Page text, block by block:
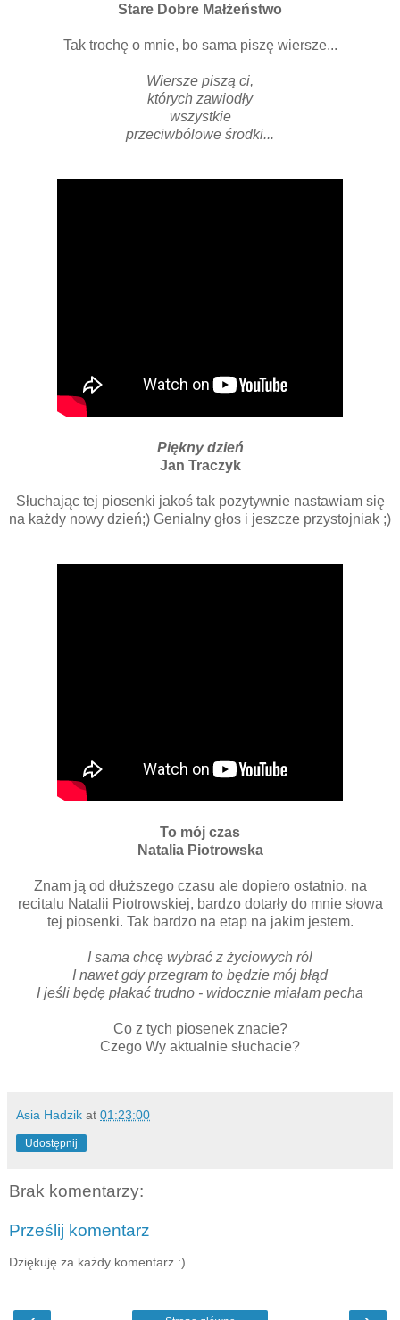
Stare Dobre Małżeństwo
Tak trochę o mnie, bo sama piszę wiersze...
Wiersze piszą ci,
których zawiodły
wszystkie
przeciwbólowe środki...
Piękny dzień
Jan Traczyk
Słuchając tej piosenki jakoś tak pozytywnie nastawiam się
na każdy nowy dzień;) Genialny głos i jeszcze przystojniak ;)
To mój czas
Natalia Piotrowska
Znam ją od dłuższego czasu ale dopiero ostatnio, na
recitalu Natalii Piotrowskiej, bardzo dotarły do mnie słowa
tej piosenki. Tak bardzo na etap na jakim jestem.
I sama chcę wybrać z życiowych ról
I nawet gdy przegram to będzie mój błąd
I jeśli będę płakać trudno - widocznie miałam pecha
Co z tych piosenek znacie?
Czego Wy aktualnie słuchacie?
Asia Hadzik at 01:23:00
Udostępnij
Brak komentarzy:
Prześlij komentarz
Dziękuję za każdy komentarz :)